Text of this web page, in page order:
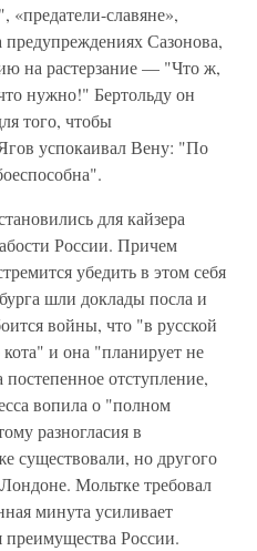
«предатели-славяне»,
предупреждениях Сазонова,
на растерзание — "Что ж,
нужно!" Бертольду он
того, чтобы
успокаивал Вену: "По
для кайзера
России. Причем
убедить в этом себя
шли доклады посла и
войны, что "в русской
и она "планирует не
отступление,
вопила о "полном
разногласия в
существовали, но другого
Мольтке требовал
минута усиливает
преимущества России.